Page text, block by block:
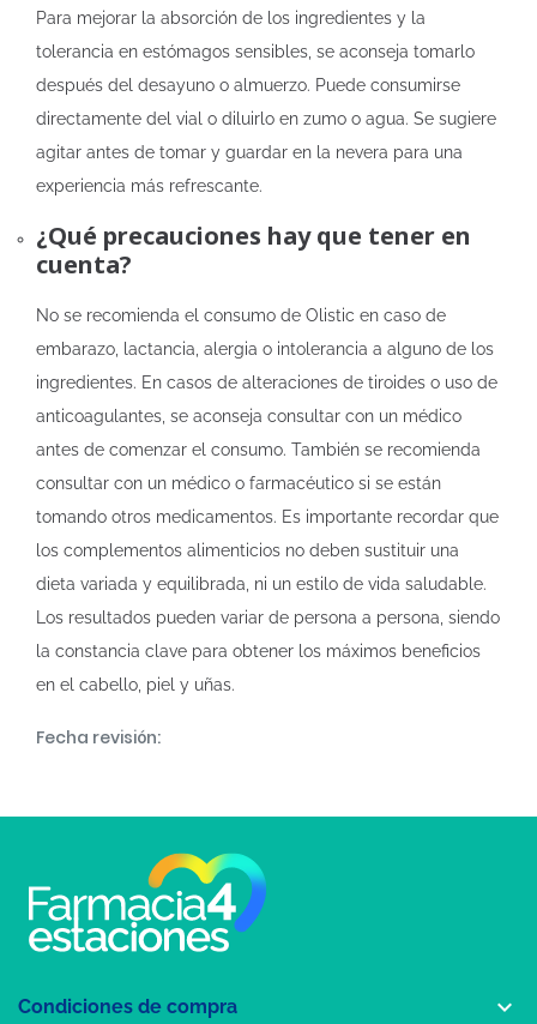
Para mejorar la absorción de los ingredientes y la
tolerancia en estómagos sensibles, se aconseja tomarlo
después del desayuno o almuerzo. Puede consumirse
directamente del vial o diluirlo en zumo o agua. Se sugiere
agitar antes de tomar y guardar en la nevera para una
experiencia más refrescante.
¿Qué precauciones hay que tener en
cuenta?
No se recomienda el consumo de Olistic en caso de
embarazo, lactancia, alergia o intolerancia a alguno de los
ingredientes. En casos de alteraciones de tiroides o uso de
anticoagulantes, se aconseja consultar con un médico
antes de comenzar el consumo. También se recomienda
consultar con un médico o farmacéutico si se están
tomando otros medicamentos. Es importante recordar que
los complementos alimenticios no deben sustituir una
dieta variada y equilibrada, ni un estilo de vida saludable.
Los resultados pueden variar de persona a persona, siendo
la constancia clave para obtener los máximos beneficios
en el cabello, piel y uñas.
Fecha revisión:
Condiciones de compra 